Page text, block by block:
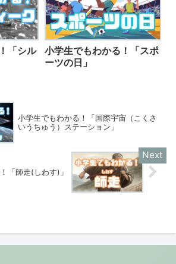
「シル
小学生でもわかる！「スポ
ーツの日」
小学生でもわかる！「国際宇宙（こくさ
いうちゅう）ステーション」
「師走(しわす)」